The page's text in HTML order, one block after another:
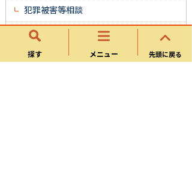
探す メニュー 先頭に戻る
犯罪被害等相談
岐阜県犯罪被害遺児激励金支給事業につ
いて